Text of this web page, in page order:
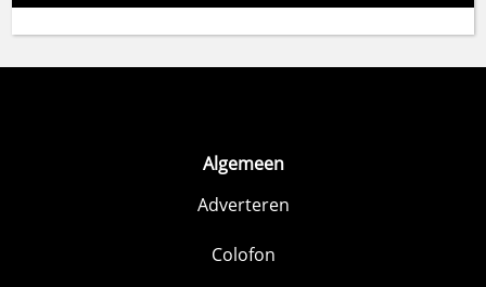
Algemeen
Adverteren
Colofon